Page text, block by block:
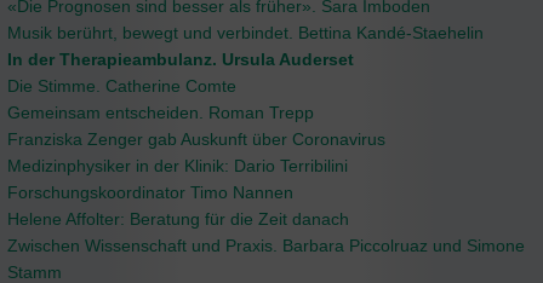
«Die Prognosen sind besser als früher». Sara Imboden
Musik berührt, bewegt und verbindet. Bettina Kandé-Staehelin
In der Therapieambulanz. Ursula Auderset
Die Stimme. Catherine Comte
Gemeinsam entscheiden. Roman Trepp
Franziska Zenger gab Auskunft über Coronavirus
Medizinphysiker in der Klinik: Dario Terribilini
Forschungskoordinator Timo Nannen
Helene Affolter: Beratung für die Zeit danach
Zwischen Wissenschaft und Praxis. Barbara Piccolruaz und Simone
Stamm